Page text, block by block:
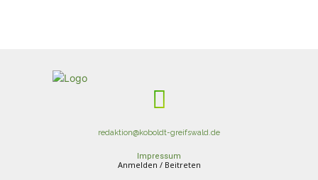
redaktion@koboldt-greifswald.de
Impressum
Anmelden / Beitreten